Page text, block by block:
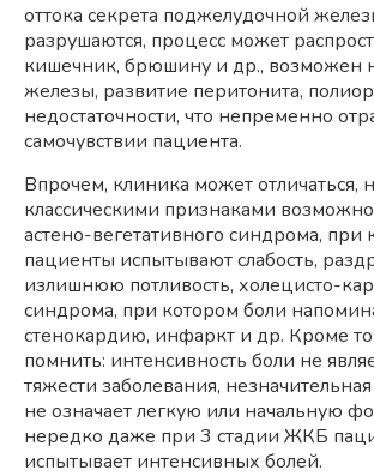
оттока секрета поджелудочной
разрушаются, процесс может
кишечник, брюшину и др., возможен
железы, развитие перитонита,
недостаточности, что непременно
самочувствии пациента.
Впрочем, клиника может отличаться,
классическими признаками
астено-вегетативного синдрома, при
пациенты испытывают слабость,
излишнюю потливость, холецисто-
синдрома, при котором боли
стенокардию, инфаркт и др. Кроме
помнить: интенсивность боли не
тяжести заболевания,
не означает легкую или начальную
нередко даже при 3 стадии ЖКБ
испытывает интенсивных болей.